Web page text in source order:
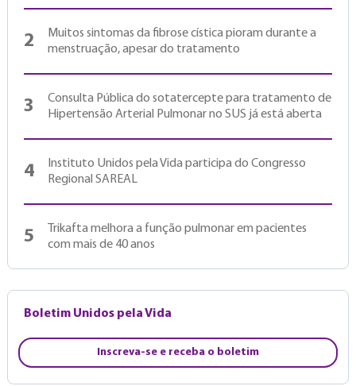
2
Muitos sintomas da fibrose cística pioram durante a
menstruação, apesar do tratamento
3
Consulta Pública do sotatercepte para tratamento de
Hipertensão Arterial Pulmonar no SUS já está aberta
4
Instituto Unidos pela Vida participa do Congresso
Regional SAREAL
5
Trikafta melhora a função pulmonar em pacientes
com mais de 40 anos
Boletim Unidos pela Vida
Inscreva-se e receba o boletim